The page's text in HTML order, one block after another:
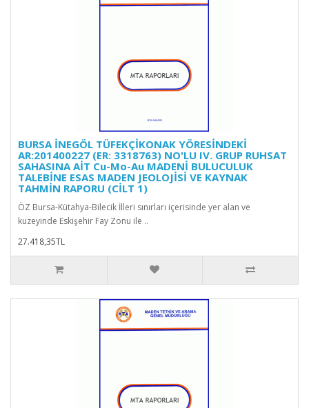
BURSA İNEGÖL TÜFEKÇİKONAK YÖRESİNDEKİ
AR:201400227 (ER: 3318763) NO'LU IV. GRUP RUHSAT
SAHASINA AİT Cu-Mo-Au MADENİ BULUCULUK
TALEBİNE ESAS MADEN JEOLOJİSİ VE KAYNAK
TAHMİN RAPORU (CİLT 1)
ÖZ Bursa-Kütahya-Bilecik İlleri sınırları içerisinde yer alan ve
kuzeyinde Eskişehir Fay Zonu ile ..
27.418,35TL